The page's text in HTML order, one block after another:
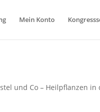
Mein Konto
und Co – Heilpflanzen